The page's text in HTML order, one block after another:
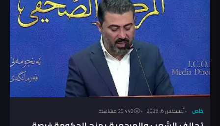
خاص أغسطس 6, 2026 20٬448 مشاهدة